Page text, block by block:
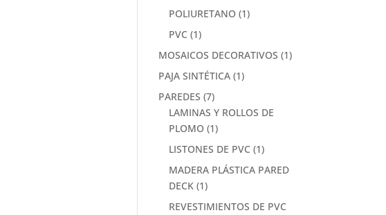
POLIURETANO (1)
PVC (1)
MOSAICOS DECORATIVOS (1)
PAJA SINTÉTICA (1)
PAREDES (7)
LAMINAS Y ROLLOS DE
PLOMO (1)
LISTONES DE PVC (1)
MADERA PLÁSTICA PARED
DECK (1)
REVESTIMIENTOS DE PVC